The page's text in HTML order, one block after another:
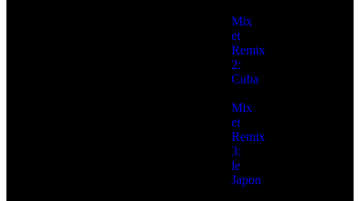
Mix
et
Remix
2:
Cuba
Mix
et
Remix
3:
le
Japon